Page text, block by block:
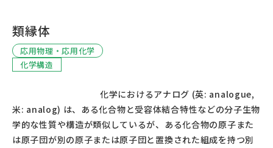
お問い合わせ
類縁体
応用物理・応用化学
化学構造
米: analog) は、ある化合物と受容体結合特性などの分子生物
学的な性質や構造が類似しているが、ある化合物の原子また
は原子団が別の原子または原子団と置換された組成を持つ別